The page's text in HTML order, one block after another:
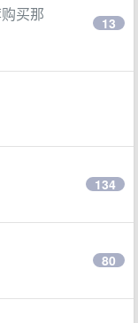
买那
13
134
80